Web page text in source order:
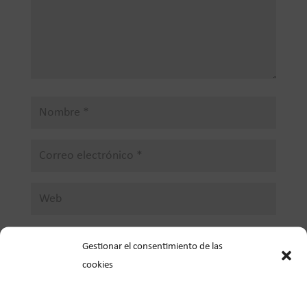
Gestionar el consentimiento de las
cookies